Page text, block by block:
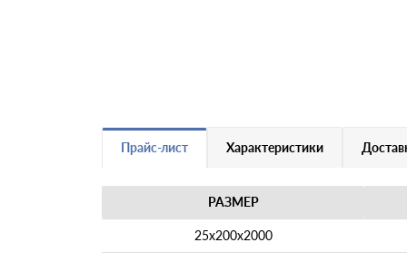
Прайс-лист Характеристики
РАЗМЕР
25х200х2000